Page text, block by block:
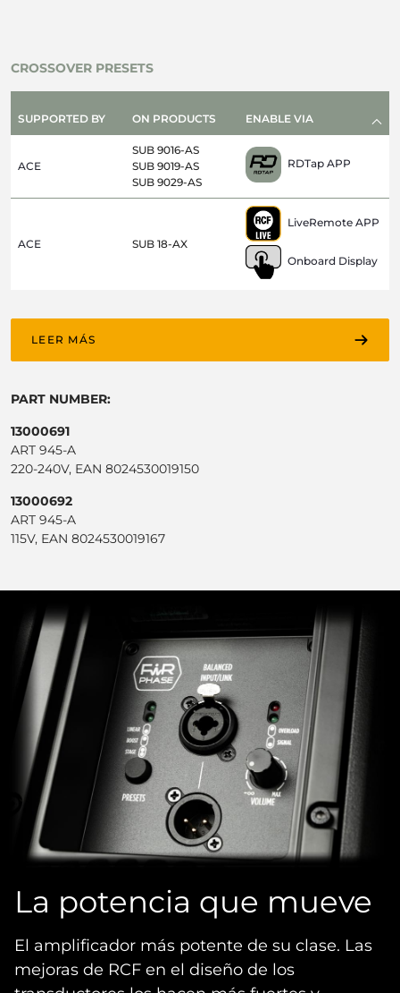
CROSSOVER PRESETS
SUPPORTED BY ON PRODUCTS ENABLE VIA
ACE
SUB 9016-AS
SUB 9019-AS
SUB 9029-AS
RDTap APP
ACE SUB 18-AX
LiveRemote APP
Onboard Display
LEER MÁS
PART NUMBER:
13000691
ART 945-A
220-240V, EAN 8024530019150
13000692
ART 945-A
115V, EAN 8024530019167
La potencia que mueve
El amplificador más potente de su clase. Las
mejoras de RCF en el diseño de los